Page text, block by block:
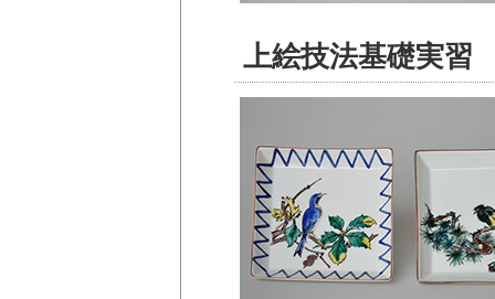
上絵技法基礎実習